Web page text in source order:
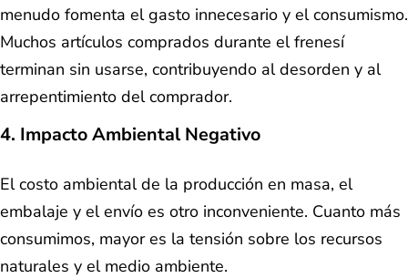
menudo fomenta el gasto innecesario y el consumismo.
Muchos artículos comprados durante el frenesí
terminan sin usarse, contribuyendo al desorden y al
arrepentimiento del comprador.
4. Impacto Ambiental Negativo
El costo ambiental de la producción en masa, el
embalaje y el envío es otro inconveniente. Cuanto más
consumimos, mayor es la tensión sobre los recursos
naturales y el medio ambiente.